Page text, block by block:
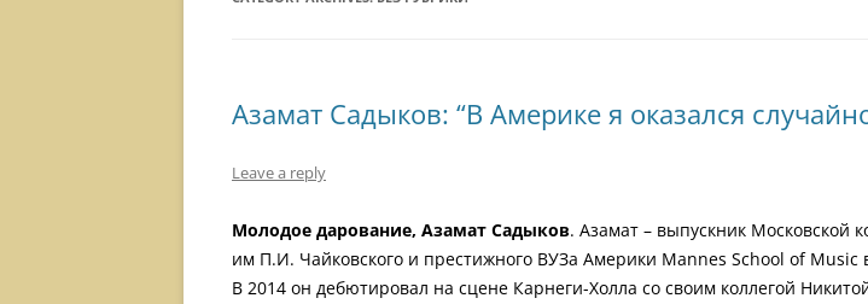
Азамат Садыков: “В Америке я оказался
Leave a reply
Молодое дарование, Азамат Садыков. Азамат – выпускник Московской
им П.И. Чайковского и престижного ВУЗа Америки Mannes School of
В 2014 он дебютировал на сцене Карнеги-Холла со своим коллегой